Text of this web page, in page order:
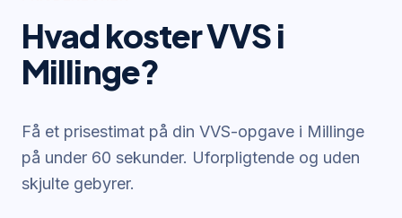
Hvad koster VVS i
Millinge?
Få et prisestimat på din VVS-opgave i Millinge
på under 60 sekunder. Uforpligtende og uden
skjulte gebyrer.